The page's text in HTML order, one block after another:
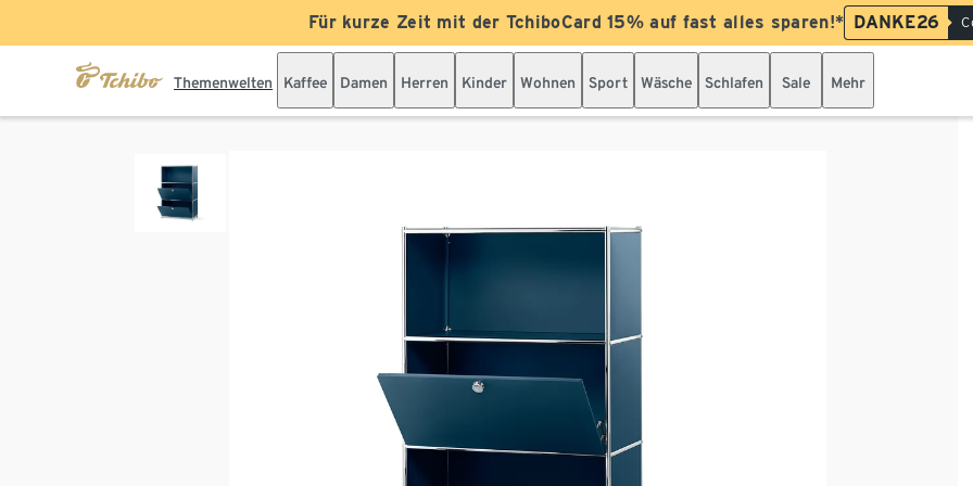
Für kurze Zeit mit der TchiboCard 15% auf fast alles sparen!* DANKE26
Themenwelten Kaffee Damen Herren Kinder Wohnen Sport Wäsche Schlafen Sale Mehr